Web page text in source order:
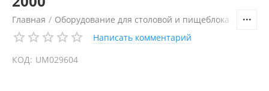
Главная / Оборудование для столовой и пищеблока
Написать комментарий
КОД: UM029604